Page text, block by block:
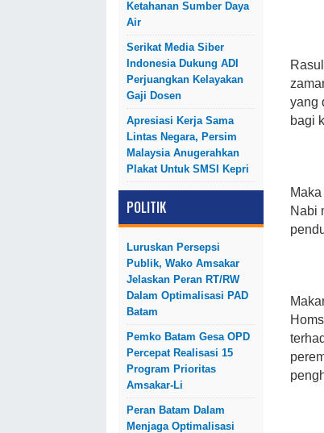
Ketahanan Sumber Daya
Air
Serikat Media Siber
Indonesia Dukung ADI
Perjuangkan Kelayakan
Gaji Dosen
Apresiasi Kerja Sama
Lintas Negara, Persim
Malaysia Anugerahkan
Plakat Untuk SMSI Kepri
POLITIK
Luruskan Persepsi
Publik, Wako Amsakar
Jelaskan Peran RT/RW
Dalam Optimalisasi PAD
Batam
Pemko Batam Gesa OPD
Percepat Realisasi 15
Program Prioritas
Amsakar-Li
Peran Batam Dalam
Menjaga Optimalisasi
yang
bagi
Nabi